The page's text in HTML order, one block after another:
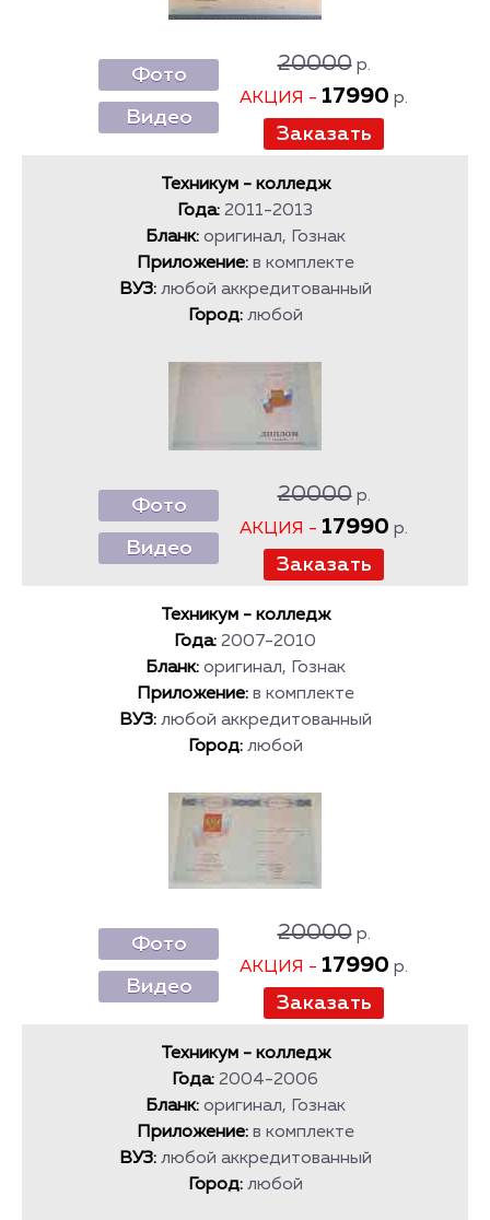
Фото
Видео
20000р.
АКЦИЯ - 17990 р.
Техникум - колледж
Года: 2011-2013
Бланк: оригинал, Гознак
Приложение: в комплекте
ВУЗ: любой аккредитованный
Город: любой
Фото
Видео
20000р.
АКЦИЯ - 17990 р.
Техникум - колледж
Года: 2007-2010
Бланк: оригинал, Гознак
Приложение: в комплекте
ВУЗ: любой аккредитованный
Город: любой
Фото
Видео
20000р.
АКЦИЯ - 17990 р.
Техникум - колледж
Года: 2004-2006
Бланк: оригинал, Гознак
Приложение: в комплекте
ВУЗ: любой аккредитованный
Город: любой